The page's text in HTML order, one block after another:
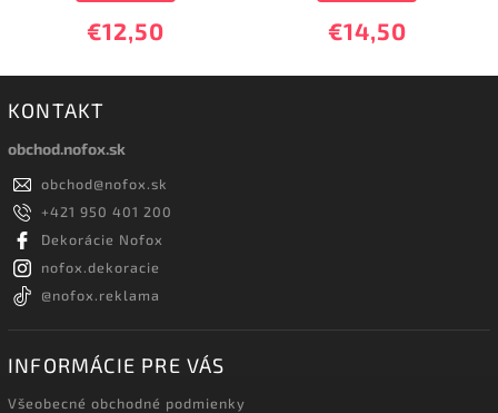
€12,50 €14,50
KONTAKT
obchod.nofox.sk
obchod@nofox.sk
+421 950 401 200
Dekorácie Nofox
nofox.dekoracie
@nofox.reklama
INFORMÁCIE PRE VÁS
Všeobecné obchodné podmienky